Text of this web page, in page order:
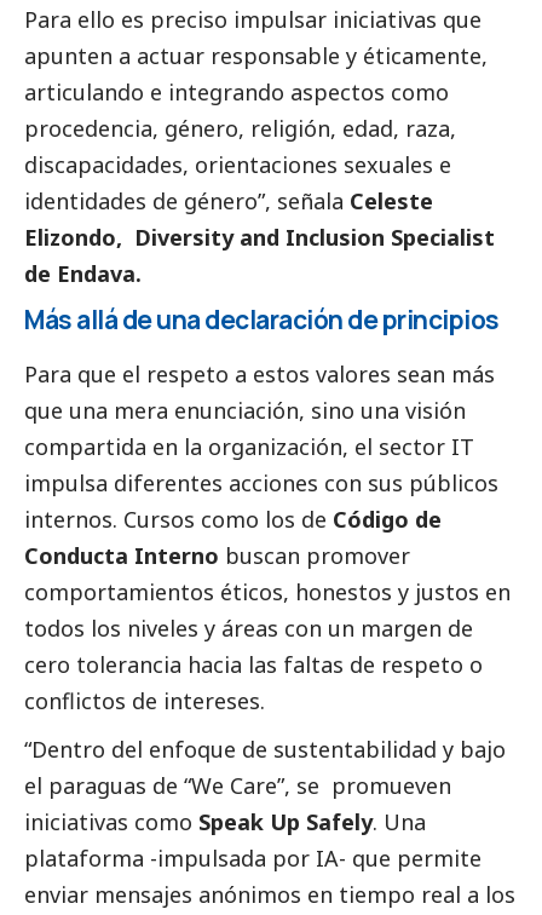
Para ello es preciso impulsar iniciativas que
apunten a actuar responsable y éticamente,
articulando e integrando aspectos como
procedencia, género, religión, edad, raza,
discapacidades, orientaciones sexuales e
identidades de género”, señala Celeste
Elizondo, Diversity and Inclusion Specialist
de Endava.
Más allá de una declaración de principios
Para que el respeto a estos valores sean más
que una mera enunciación, sino una visión
compartida en la organización, el sector IT
impulsa diferentes acciones con sus públicos
internos. Cursos como los de Código de
Conducta Interno buscan promover
comportamientos éticos, honestos y justos en
todos los niveles y áreas con un margen de
cero tolerancia hacia las faltas de respeto o
conflictos de intereses.
“Dentro del enfoque de sustentabilidad y bajo
el paraguas de “We Care”, se promueven
iniciativas como Speak Up Safely. Una
plataforma -impulsada por IA- que permite
enviar mensajes anónimos en tiempo real a los